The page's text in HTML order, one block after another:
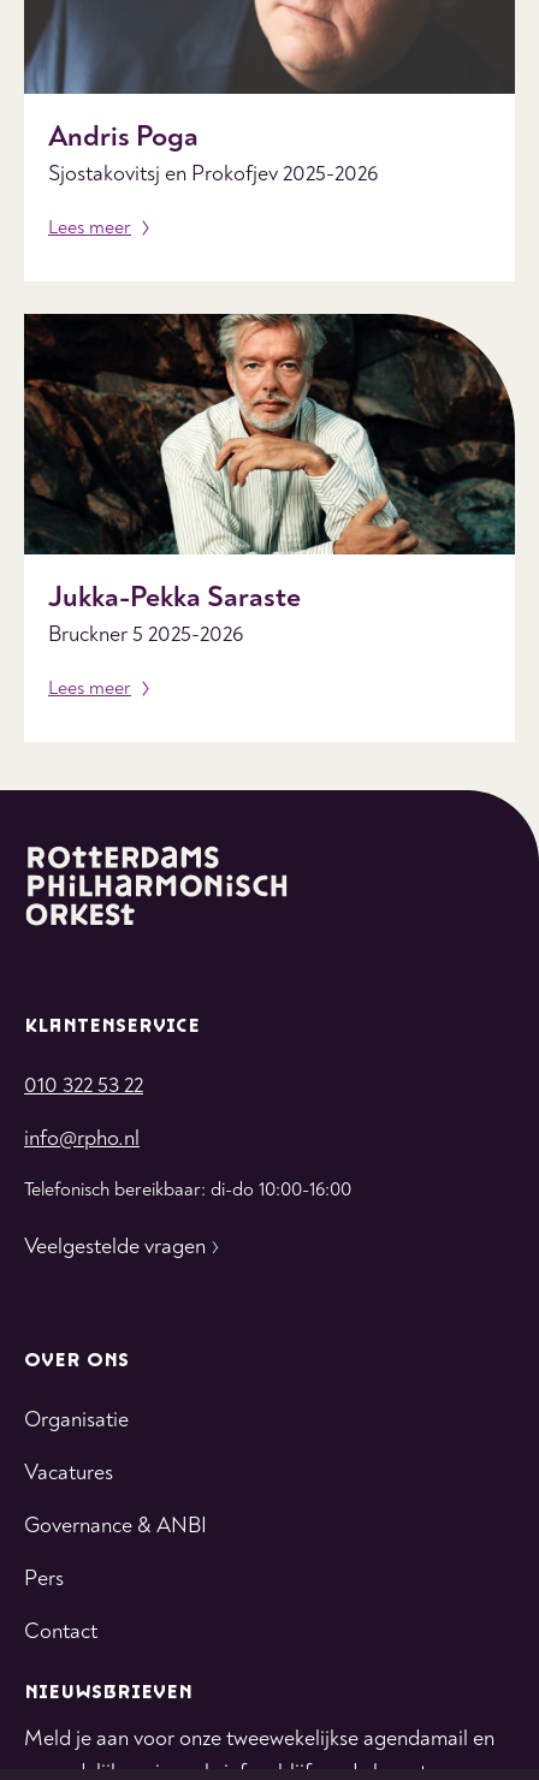
Andris Poga
Sjostakovitsj en Prokofjev 2025-2026
Lees meer
Jukka-Pekka Saraste
Bruckner 5 2025-2026
Lees meer
KLANTENSERVICE
010 322 53 22
info@rpho.nl
Telefonisch bereikbaar: di-do 10:00-16:00
Veelgestelde vragen
OVER ONS
Organisatie
Vacatures
Governance & ANBI
Pers
Contact
NIEUWSBRIEVEN
Meld je aan voor onze tweewekelijkse agendamail en
maandelijkse nieuwsbrief en blijf op de hoogte.